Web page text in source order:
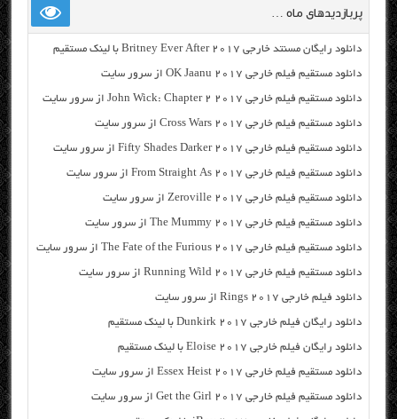
پربازدیدهای ماه …
دانلود رایگان مسنتد خارجی Britney Ever After 2017 با لینک مستقیم
دانلود مستقیم فیلم خارجی OK Jaanu 2017 از سرور سایت
دانلود مستقیم فیلم خارجی John Wick: Chapter 2 2017 از سرور سایت
دانلود مستقیم فیلم خارجی Cross Wars 2017 از سرور سایت
دانلود مستقیم فیلم خارجی Fifty Shades Darker 2017 از سرور سایت
دانلود مستقیم فیلم خارجی From Straight As 2017 از سرور سایت
دانلود مستقیم فیلم خارجی Zeroville 2017 از سرور سایت
دانلود مستقیم فیلم خارجی The Mummy 2017 از سرور سایت
دانلود مستقیم فیلم خارجی The Fate of the Furious 2017 از سرور سایت
دانلود مستقیم فیلم خارجی Running Wild 2017 از سرور سایت
دانلود فیلم خارجی Rings 2017 از سرور سایت
دانلود رایگان فیلم خارجی Dunkirk 2017 با لینک مستقیم
دانلود رایگان فیلم خارجی Eloise 2017 با لینک مستقیم
دانلود مستقیم فیلم خارجی Essex Heist 2017 از سرور سایت
دانلود مستقیم فیلم خارجی Get the Girl 2017 از سرور سایت